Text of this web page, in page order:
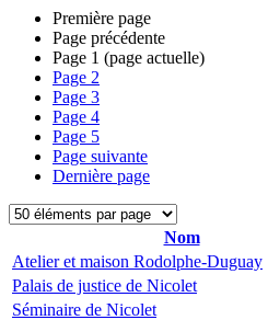
Première page
Page précédente
Page 1 (page actuelle)
Page 2
Page 3
Page 4
Page 5
Page suivante
Dernière page
Nom
Atelier et maison Rodolphe-Duguay
Palais de justice de Nicolet
Séminaire de Nicolet